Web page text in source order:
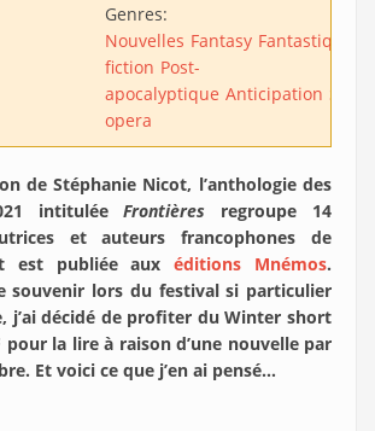
Genres:
Nouvelles Fantasy Fantastique
fiction Post-
apocalyptique Anticipation
opera
de Stéphanie Nicot, l’anthologie des
intituléeFrontières regroupe 14
et auteurs francophones de
est publiée auxéditions Mnémos.
souvenir lors du festival si particulier
j’ai décidé de profiter du Winter short
pour la lire à raison d’une nouvelle par
Et voici ce que j’en ai pensé…